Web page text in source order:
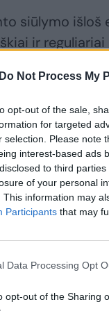
Do Not Process My
opt-out of the sale,
for targeted
selection. Please note
interest-based ads
to third
of your personal
This information may
Participants that may
Data Processing Opt
opt-out of the Sharing
siūlymo išloš
ir
jog tai
ar
stogas: